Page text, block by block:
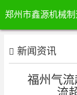
郑州市鑫源机械制
新闻资讯
福州气
流